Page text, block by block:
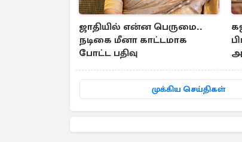
ஜாதியில் என்ன பெருமை..
நடிகை மீனா காட்டமாக
போட்ட பதிவு
முக்கிய செய்திகள்